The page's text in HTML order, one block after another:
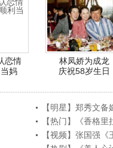
恋情
妈
林凤娇为成龙
庆祝58岁生日
【明星】郑秀文备
【热门】《香格
【视频】张国强《